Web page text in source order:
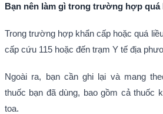
Bạn nên làm gì trong trường hợp quá
Trong trường hợp khẩn cấp hoặc quá
cấp cứu 115 hoặc đến trạm Y tế địa
Ngoài ra, bạn cần ghi lại và mang
thuốc bạn đã dùng, bao gồm cả thuốc
toa.